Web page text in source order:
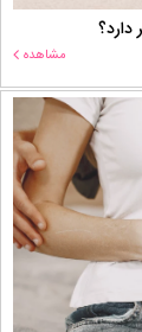
دارد؟
مشاهده